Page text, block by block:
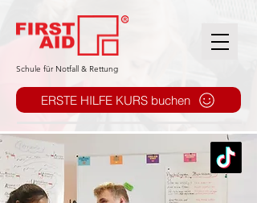
​Schule für Notfall & Rettung
ERSTE HILFE KURS buchen